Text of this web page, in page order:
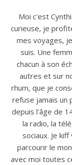
Moi c'est
curieuse, je
mes voyages,
suis. Une
chacun à son
autres et sur
rhum, que je
refuse jamais un
depuis l'âge de
la radio, la
sociaux. Je
parcourir le
avec moi toutes